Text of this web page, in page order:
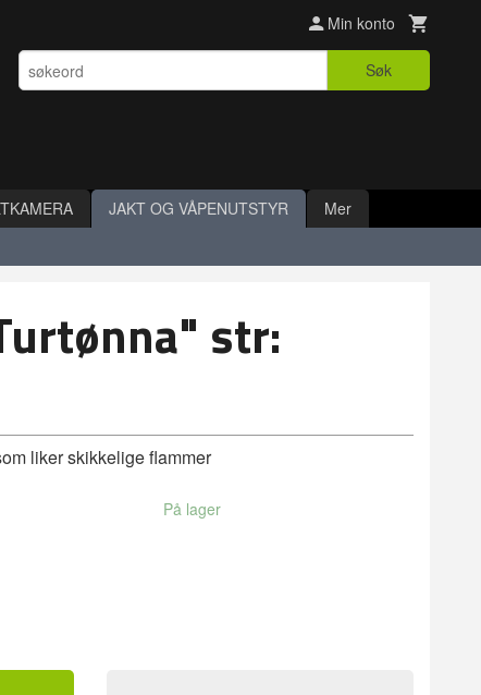
Min konto
Søk
JAKT OG VÅPENUTSTYR Mer
str:
liker skikkelige flammer
På lager